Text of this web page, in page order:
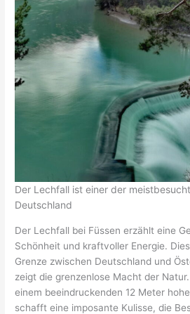
Der Lechfall ist einer der
Deutschland
Der Lechfall bei Füssen erzählt eine
Schönheit und kraftvoller Energie.
Grenze zwischen Deutschland und
zeigt die grenzenlose Macht der
einem beeindruckenden 12 Meter
schafft eine imposante Kulisse, die